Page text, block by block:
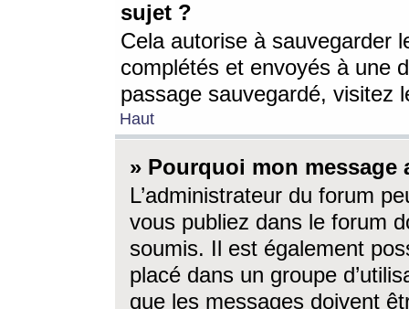
sujet ?
Cela autorise à sauvegarder
complétés et envoyés à une
passage sauvegardé, visitez
Haut
» Pourquoi mon message
L’administrateur du forum
vous publiez dans le forum
soumis. Il est également
placé dans un groupe
que les messages doivent